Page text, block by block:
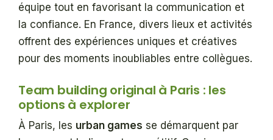
équipe tout en favorisant la communication et
la confiance. En France, divers lieux et activités
offrent des expériences uniques et créatives
pour des moments inoubliables entre collègues.
Team building original à Paris : les
options à explorer
À Paris, les urban games se démarquent par